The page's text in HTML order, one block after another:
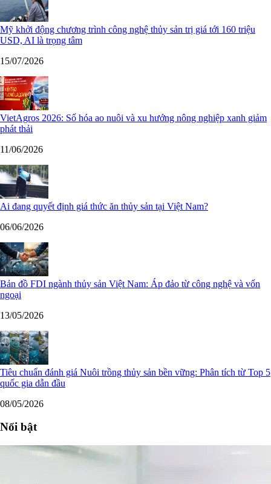
Mỹ khởi động chương trình công nghệ thủy sản trị giá tới 160 triệu
USD, AI là trọng tâm
15/07/2026
VietAgros 2026: Số hóa ao nuôi và xu hướng nông nghiệp xanh giảm
phát thải
11/06/2026
Ai đang quyết định giá thức ăn thủy sản tại Việt Nam?
06/06/2026
Bản đồ FDI ngành thủy sản Việt Nam: Áp đảo từ công nghệ và vốn
ngoại
13/05/2026
Tiêu chuẩn đánh giá Nuôi trồng thủy sản bền vững: Phân tích từ Top 5
quốc gia dẫn đầu
08/05/2026
Nổi bật